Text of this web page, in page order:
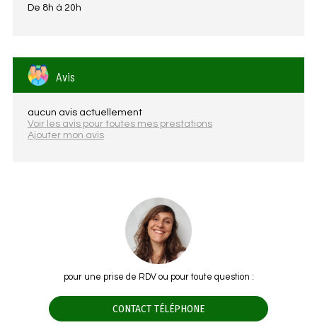
De 8h à 20h
Avis
aucun avis actuellement
Voir les avis pour toutes mes prestations
Ajouter mon avis
pour une prise de RDV ou pour toute question :
CONTACT TÉLÉPHONE